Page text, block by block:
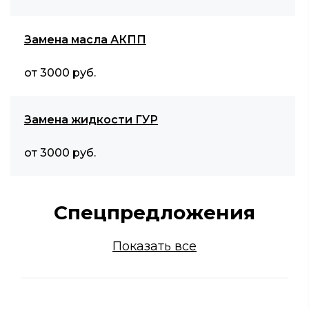
Замена масла АКПП
от 3000 руб.
Замена жидкости ГУР
от 3000 руб.
Спецпредложения
Показать все